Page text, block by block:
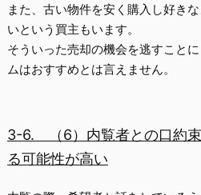
また、古い物件を安く購入し好き
いという買主もいます。
そういった売却の機会を逃すこと
ムはおすすめとは言えません。
3-6. （6）内覧者との口約
る可能性が高い